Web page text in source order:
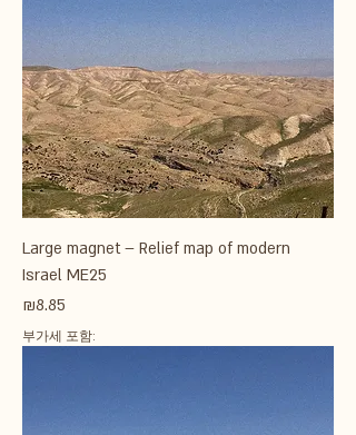
Large magnet – Relief map of modern
Israel ME25
가격
₪8.85
부가세 포함: